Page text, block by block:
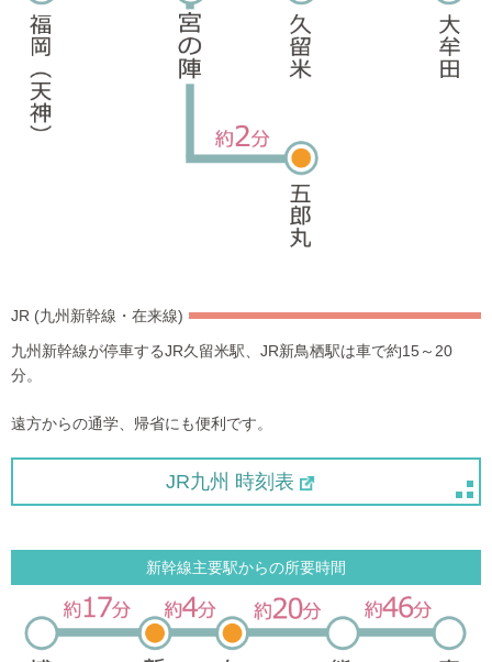
JR (九州新幹線・在来線)
九州新幹線が停車するJR久留米駅、JR新鳥栖駅は車で約15～20
分。
遠方からの通学、帰省にも便利です。
JR九州 時刻表
新幹線主要駅からの所要時間